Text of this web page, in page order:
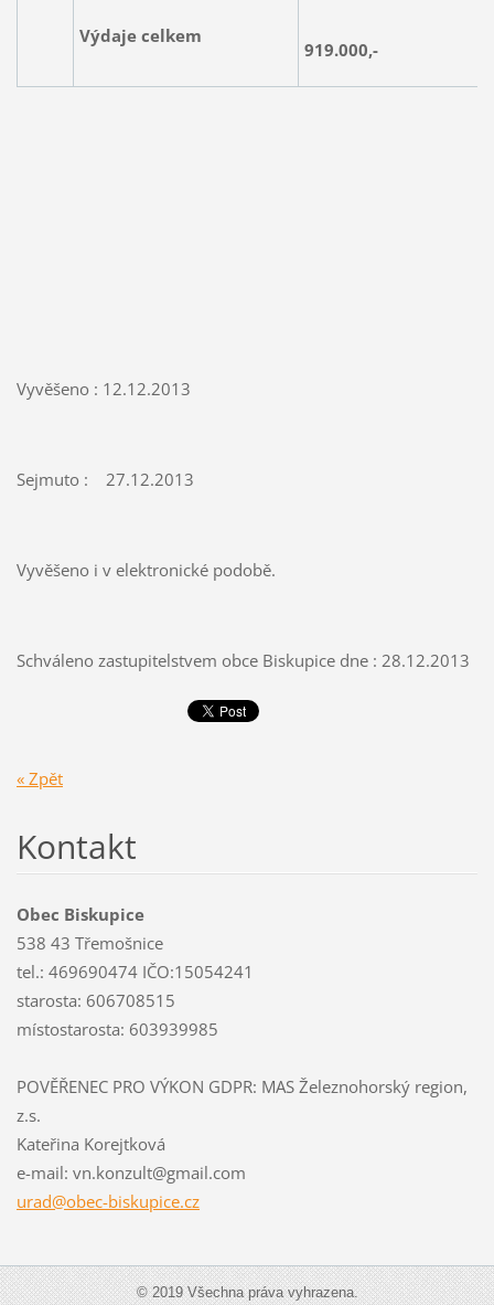
Výdaje celkem
919.000,-
Vyvěšeno : 12.12.2013
Sejmuto : 27.12.2013
Vyvěšeno i v elektronické podobě.
Schváleno zastupitelstvem obce Biskupice dne : 28.12.2013
« Zpět
Kontakt
Obec Biskupice
538 43 Třemošnice
tel.: 469690474 IČO:15054241
starosta: 606708515
místostarosta: 603939985
POVĚŘENEC PRO VÝKON GDPR: MAS Železnohorský region,
z.s.
Kateřina Korejtková
e-mail: vn.konzult@gmail.com
urad@obec-biskupice.cz
© 2019 Všechna práva vyhrazena.